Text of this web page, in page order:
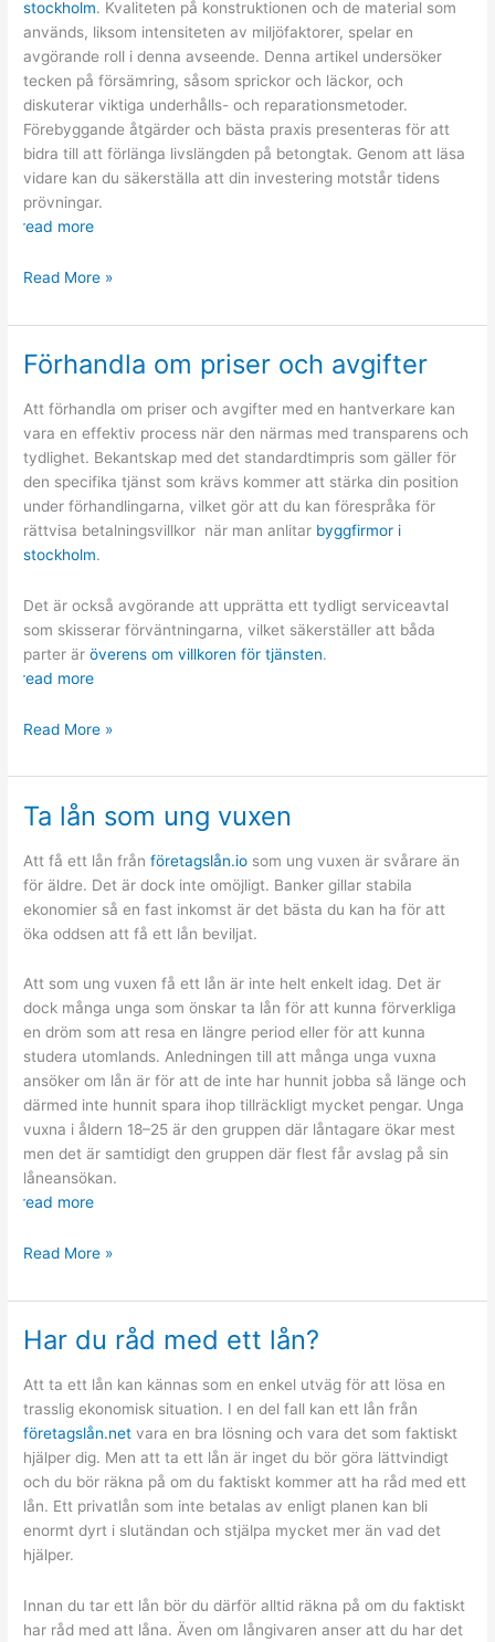
stockholm. Kvaliteten på konstruktionen och de material som
används, liksom intensiteten av miljöfaktorer, spelar en
avgörande roll i denna avseende. Denna artikel undersöker
tecken på försämring, såsom sprickor och läckor, och
diskuterar viktiga underhålls- och reparationsmetoder.
Förebyggande åtgärder och bästa praxis presenteras för att
bidra till att förlänga livslängden på betongtak. Genom att läsa
vidare kan du säkerställa att din investering motstår tidens
prövningar.
read more
Hur
kan
ett
betongtak
hålla?
Read More »
Förhandla om priser och avgifter
Att förhandla om priser och avgifter med en hantverkare kan
vara en effektiv process när den närmas med transparens och
tydlighet. Bekantskap med det standardtimpris som gäller för
den specifika tjänst som krävs kommer att stärka din position
under förhandlingarna, vilket gör att du kan förespråka för
rättvisa betalningsvillkor när man anlitar byggfirmor i
stockholm.
Det är också avgörande att upprätta ett tydligt serviceavtal
som skisserar förväntningarna, vilket säkerställer att båda
parter äröverens om villkoren för tjänsten.
read more
Förhandla
priser
avgifter
Read More »
Ta lån som ung vuxen
Att få ett lån frånföretagslån.io som ung vuxen är svårare än
för äldre. Det är dock inte omöjligt. Banker gillar stabila
ekonomier så en fast inkomst är det bästa du kan ha för att
öka oddsen att få ett lån beviljat.
Att som ung vuxen få ett lån är inte helt enkelt idag. Det är
dock många unga som önskar ta lån för att kunna förverkliga
en dröm som att resa en längre period eller för att kunna
studera utomlands. Anledningen till att många unga vuxna
ansöker om lån är för att de inte har hunnit jobba så länge och
därmed inte hunnit spara ihop tillräckligt mycket pengar. Unga
vuxna i åldern 18–25 är den gruppen där låntagare ökar mest
men det är samtidigt den gruppen där flest får avslag på sin
låneansökan.
read more
Ta
som
ung
vuxen
Read More »
Har du råd med ett lån?
Att ta ett lån kan kännas som en enkel utväg för att lösa en
trasslig ekonomisk situation. I en del fall kan ett lån från
företagslån.net vara en bra lösning och vara det som faktiskt
hjälper dig. Men att ta ett lån är inget du bör göra lättvindigt
och du bör räkna på om du faktiskt kommer att ha råd med ett
lån. Ett privatlån som inte betalas av enligt planen kan bli
enormt dyrt i slutändan och stjälpa mycket mer än vad det
hjälper.
Innan du tar ett lån bör du därför alltid räkna på om du faktiskt
har råd med att låna. Även om långivaren anser att du har det